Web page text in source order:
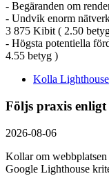
- Begäranden om
- Undvik enorm
3 875 Kibit ( 2.50
- Högsta potentiella
4.55 betyg )
Kolla
Följs praxis
2026-08-06
Kollar om
Google Lighthouse